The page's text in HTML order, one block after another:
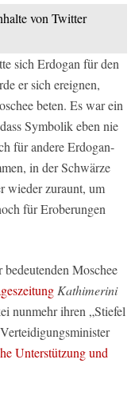
von Twitter
sich Erdogan für den
er sich ereignen,
beten. Es war ein
Symbolik eben nie
für andere Erdogan-
in der Schwärze
wieder zuraunt, um
für Eroberungen
Moschee
Kathimerini
nunmehr ihren „Stiefel
Unterstützung und